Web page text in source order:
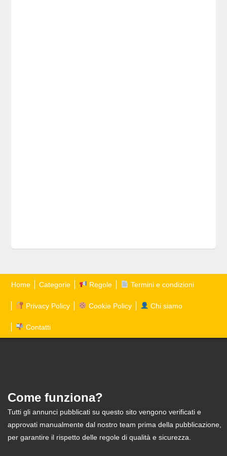
Home Categorie Regole Termini e condizioni
Privacy Policy Cookie Policy Chi siamo
Contatti
Come funziona?
Tutti gli annunci pubblicati su questo sito vengono verificati e
approvati manualmente dal nostro team prima della pubblicazione,
per garantire il rispetto delle regole di qualità e sicurezza.